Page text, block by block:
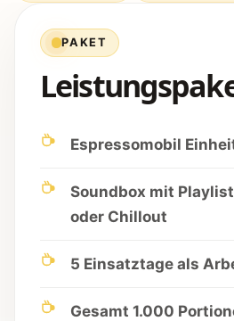
PAKET
Espressomobil
Soundbox mit
oder Chillout
5 Einsatztage als
Gesamt 1.000